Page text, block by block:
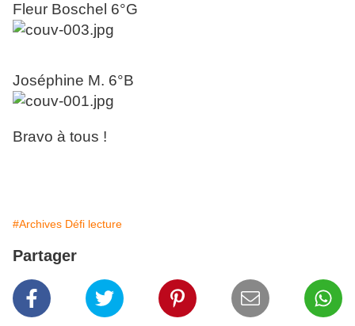
Fleur Boschel 6°G
Joséphine M. 6°B
Bravo à tous !
#Archives Défi lecture
Partager